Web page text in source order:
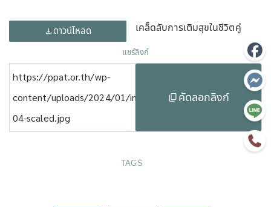
ดาวน์โหลด เคล็ดลับการเติมสุขในชีวิตคู่
แชร์ลิงก์
https://ppat.or.th/wp-
content/uploads/2024/01/info-
04-scaled.jpg
คัดลอกลิงก์
TAGS